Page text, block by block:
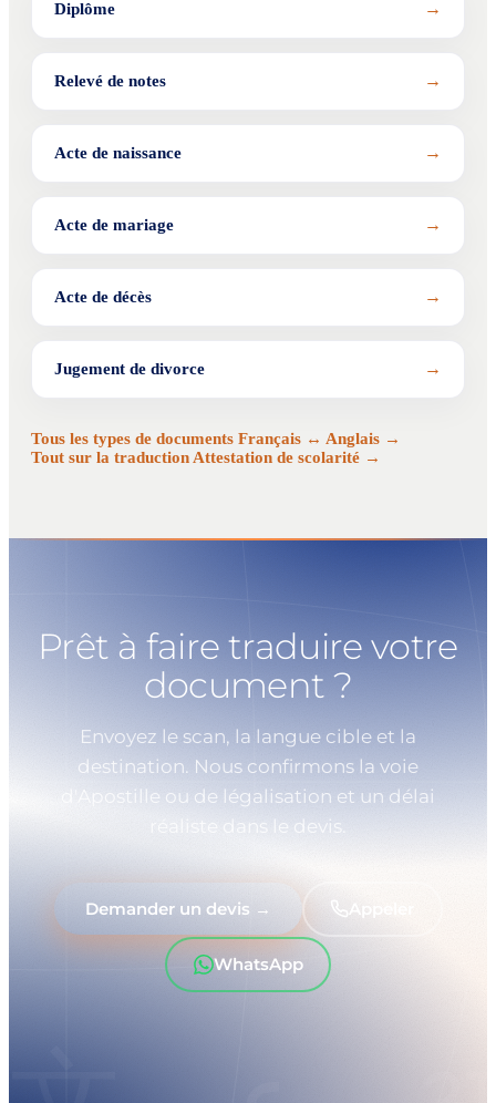
Diplôme →
Relevé de notes →
Acte de naissance →
Acte de mariage →
Acte de décès →
Jugement de divorce →
Tous les types de documents Français ↔ Anglais →
Tout sur la traduction Attestation de scolarité →
Prêt à faire traduire votre
document ?
Envoyez le scan, la langue cible et la
destination. Nous confirmons la voie
d'Apostille ou de légalisation et un délai
réaliste dans le devis.
Demander un devis → Appeler
WhatsApp